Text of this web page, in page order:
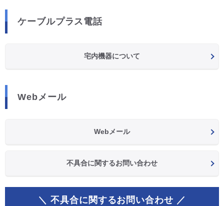
ケーブルプラス電話
宅内機器について
Webメール
Webメール
不具合に関するお問い合わせ
＼ 不具合に関するお問い合わせ ／